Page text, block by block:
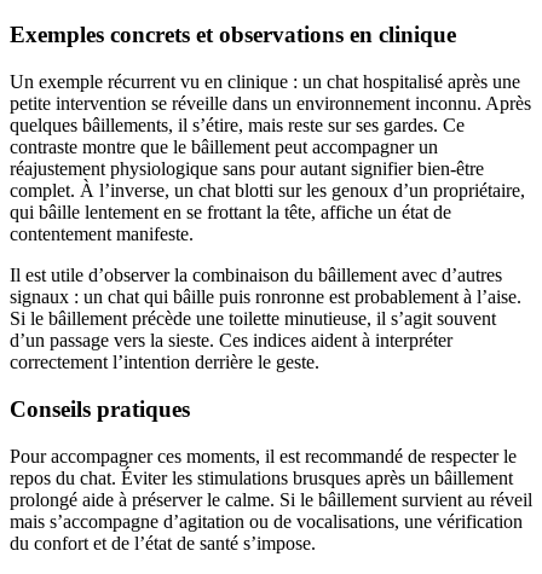
Exemples concrets et observations en clinique
Un exemple récurrent vu en clinique : un chat hospitalisé après une
petite intervention se réveille dans un environnement inconnu. Après
quelques bâillements, il s’étire, mais reste sur ses gardes. Ce
contraste montre que le bâillement peut accompagner un
réajustement physiologique sans pour autant signifier bien-être
complet. À l’inverse, un chat blotti sur les genoux d’un propriétaire,
qui bâille lentement en se frottant la tête, affiche un état de
contentement manifeste.
Il est utile d’observer la combinaison du bâillement avec d’autres
signaux : un chat qui bâille puis ronronne est probablement à l’aise.
Si le bâillement précède une toilette minutieuse, il s’agit souvent
d’un passage vers la sieste. Ces indices aident à interpréter
correctement l’intention derrière le geste.
Conseils pratiques
Pour accompagner ces moments, il est recommandé de respecter le
repos du chat. Éviter les stimulations brusques après un bâillement
prolongé aide à préserver le calme. Si le bâillement survient au réveil
mais s’accompagne d’agitation ou de vocalisations, une vérification
du confort et de l’état de santé s’impose.